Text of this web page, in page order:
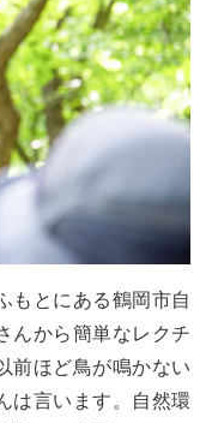
もとにある鶴岡市自
んから簡単なレクチ
前ほど鳥が鳴かない
は言います。自然環